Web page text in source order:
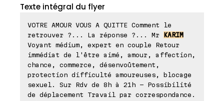
Texte intégral du flyer
VOTRE AMOUR VOUS A QUITTE Comment le
retrouver ?... La réponse ?... Mr KARIM
Voyant médium, expert en couple Retour
immédiat de l'être aimé, amour, affection,
chance, commerce, désenvoûtement,
protection difficulté amoureuses, blocage
sexuel. Sur Rdv de 8h à 21h - Possibilité
de déplacement Travail par correspondance.